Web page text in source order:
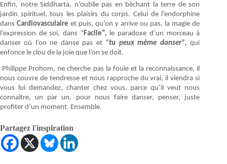
Enfin, notre Siddharta, n’oublie pas en bêchant la terre de son
jardin spirituel, tous les plaisirs du corps. Celui de l’endorphine
dansCardiovasculaire et puis, qu’on y arrive ou pas, la magie de
l’expression de soi, dans “ Facile”, le paradoxe d’un morceau à
danser où l’on ne danse pas et“tu peux même danser”,qui
enfonce le clou de la joie que l’on se doit.
Philippe Prohom, ne cherche pas la foule et la reconnaissance, il
nous couvre de tendresse et nous rapproche du vrai, il viendra si
vous lui demandez, chanter chez vous, parce qu’il veut nous
connaître, un par un, pour nous faire danser, penser, juste
profiter d’un moment. Ensemble.
Partagez l'inspiration